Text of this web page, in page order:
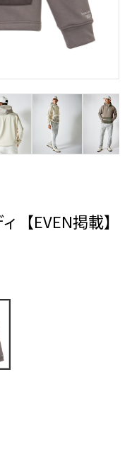
【EVEN掲載】